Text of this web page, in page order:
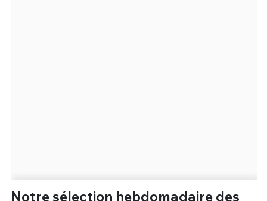
Notre sélection hebdomadaire des